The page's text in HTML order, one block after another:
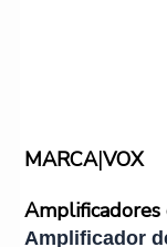
MARCA|VOX
Amplificador